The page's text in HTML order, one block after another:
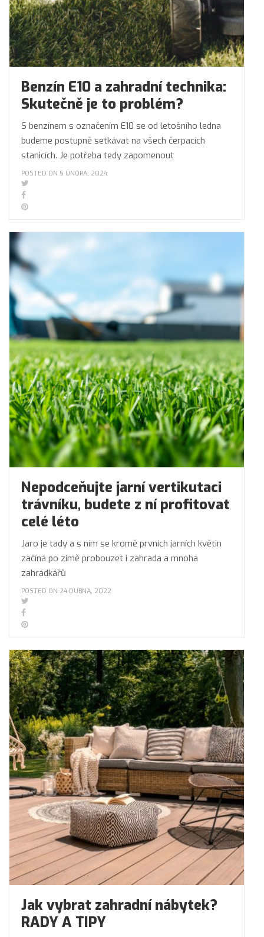
Benzín E10 a zahradní technika:
Skutečně je to problém?
S benzínem s označením E10 se od letošního ledna
budeme postupně setkávat na všech čerpacích
stanicích. Je potřeba tedy zapomenout
POSTED ON 5 ÚNORA, 2024
Nepodceňujte jarní vertikutaci
trávníku, budete z ní profitovat
celé léto
Jaro je tady a s ním se kromě prvních jarních květin
začíná po zimě probouzet i zahrada a mnoha
zahrádkářů
POSTED ON 24 DUBNA, 2022
Jak vybrat zahradní nábytek?
RADY A TIPY